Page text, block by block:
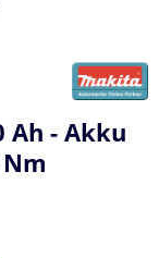
Ah - Akku